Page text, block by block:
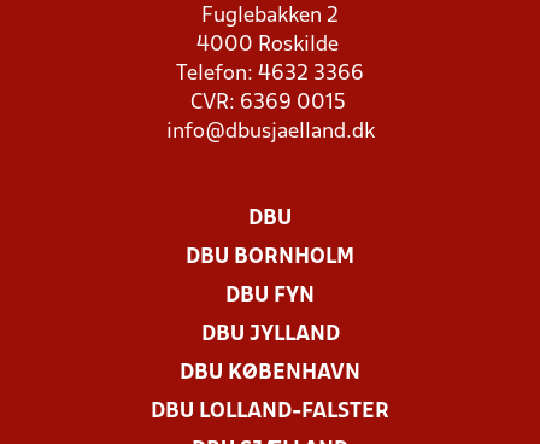
Fuglebakken 2
4000 Roskilde
Telefon: 4632 3366
CVR: 6369 0015
info@dbusjaelland.dk
DBU
DBU BORNHOLM
DBU FYN
DBU JYLLAND
DBU KØBENHAVN
DBU LOLLAND-FALSTER